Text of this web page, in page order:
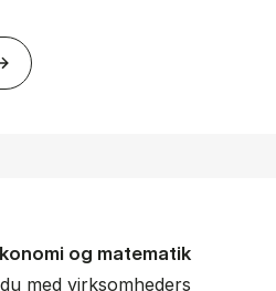
HA(kom.) - erhvervs­økonomi
og ma­te­ma­tik
med virksomheders